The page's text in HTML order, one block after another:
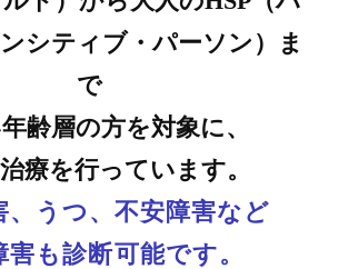
シティブ・パーソン）ま
で
齢層の方を対象に、
療を行っています。
、うつ、不安障害など
害も診断可能です。